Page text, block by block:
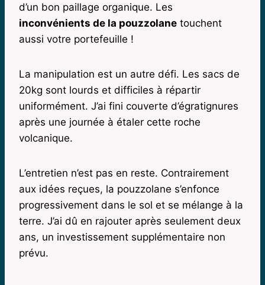
d’un bon paillage organique. Les
inconvénients de la pouzzolane touchent
aussi votre portefeuille !
La manipulation est un autre défi. Les sacs de
20kg sont lourds et difficiles à répartir
uniformément. J’ai fini couverte d’égratignures
après une journée à étaler cette roche
volcanique.
L’entretien n’est pas en reste. Contrairement
aux idées reçues, la pouzzolane s’enfonce
progressivement dans le sol et se mélange à la
terre. J’ai dû en rajouter après seulement deux
ans, un investissement supplémentaire non
prévu.